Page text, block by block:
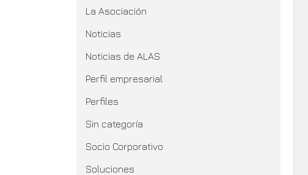
La Asociación
Noticias
Noticias de ALAS
Perfil empresarial
Perfiles
Sin categoría
Socio Corporativo
Soluciones